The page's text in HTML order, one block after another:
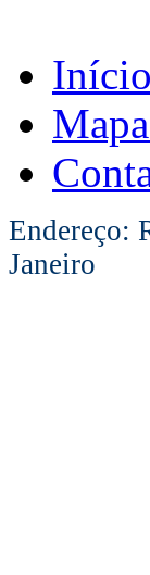
Início
Endereço:
Janeiro